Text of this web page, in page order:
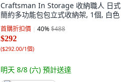
Craftsman In Storage 收納職人 日式
簡約多功能包包立式收納架, 1個, 白色
首購折扣價 40%$488
$292
($292.00/1個)
明天 8/8 (六) 預計送達